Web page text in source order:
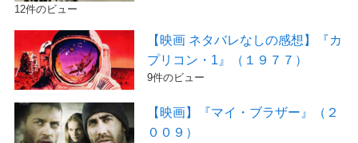
12件のビュー
【映画 ネタバレなしの感想】『カ
プリコン・1』（１９７７）
9件のビュー
【映画】『マイ・ブラザー』（２
００９）